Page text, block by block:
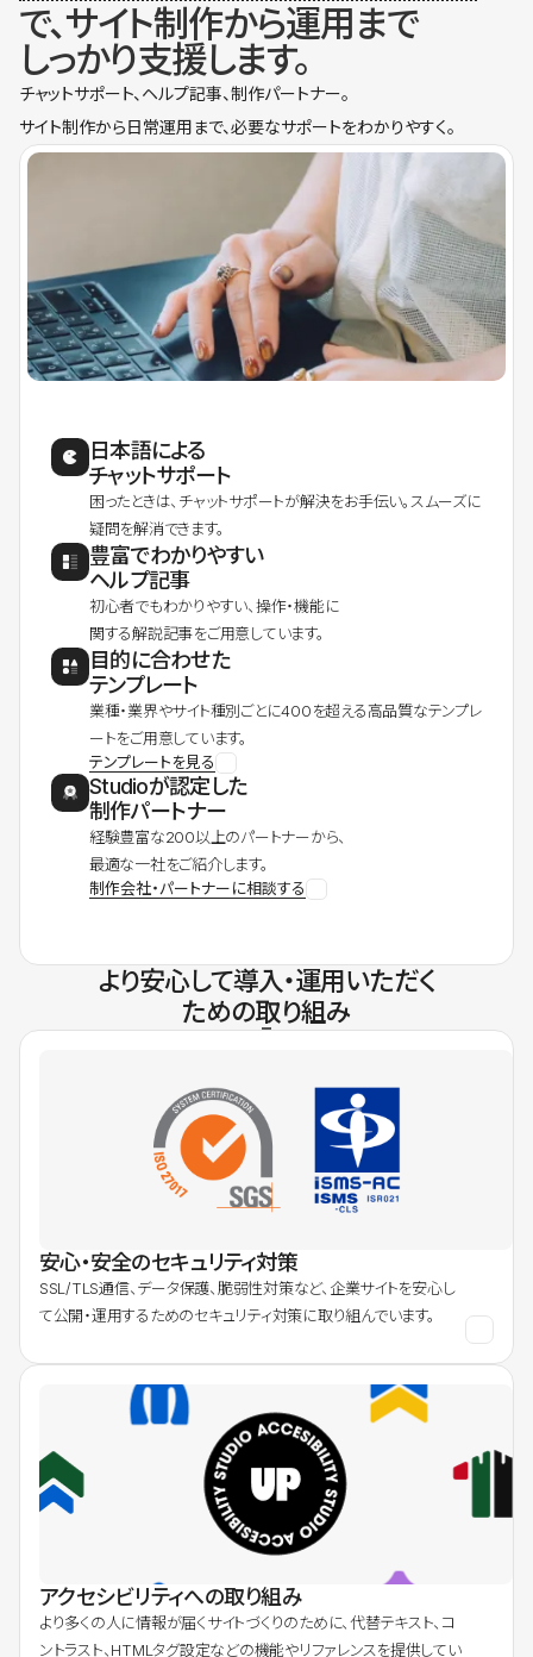
で、サイト制作から運用まで
しっかり支援します。
チャットサポート、ヘルプ記事、制作パートナー。
サイト制作から日常運用まで、必要なサポートをわかりやすく。
日本語による
チャットサポート
困ったときは、チャットサポートが解決をお手伝い。スムーズに
疑問を解消できます。
豊富でわかりやすい
ヘルプ記事
初心者でもわかりやすい、操作・機能に
関する解説記事をご用意しています。
目的に合わせた
テンプレート
業種・業界やサイト種別ごとに400を超える高品質なテンプレ
ートをご用意しています。
テンプレートを見る
Studioが認定した
制作パートナー
経験豊富な200以上のパートナーから、
最適な一社をご紹介します。
制作会社・パートナーに相談する
より安心して導入・運用いただく
ための取り組み
安心・安全のセキュリティ対策
SSL/TLS通信、データ保護、脆弱性対策など、企業サイトを安心し
て公開・運用するためのセキュリティ対策に取り組んでいます。
アクセシビリティへの取り組み
より多くの人に情報が届くサイトづくりのために、代替テキスト、コ
ントラスト、HTMLタグ設定などの機能やリファレンスを提供してい